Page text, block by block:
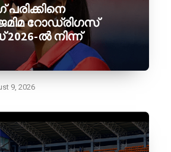
പരിക്കിനെ
റോഡ്രിഗസ്
ൽ നിന്ന്
9, 2026